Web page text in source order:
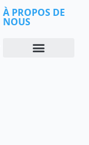
À PROPOS DE
NOUS